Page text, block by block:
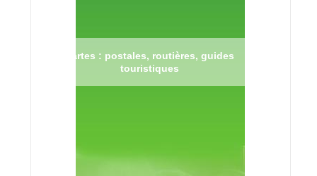
Cartes : postales, routières, guides
touristiques